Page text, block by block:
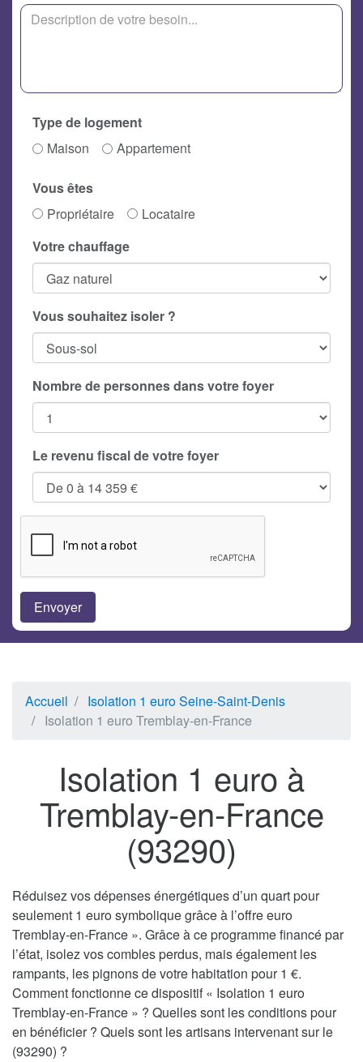
Type de logement
Maison
Appartement
Vous êtes
Propriétaire
Locataire
Votre chauffage
Vous souhaitez isoler ?
Nombre de personnes dans votre foyer
Le revenu fiscal de votre foyer
Accueil
Isolation 1 euro Seine-Saint-Denis
Isolation 1 euro Tremblay-en-France
Isolation 1 euro à
Tremblay-en-France
(93290)
Réduisez vos dépenses énergétiques d’un quart pour
seulement 1 euro symbolique grâce à l’offre euro
Tremblay-en-France ». Grâce à ce programme financé par
l’état, isolez vos combles perdus, mais également les
rampants, les pignons de votre habitation pour 1 €.
Comment fonctionne ce dispositif « Isolation 1 euro
Tremblay-en-France » ? Quelles sont les conditions pour
en bénéficier ? Quels sont les artisans intervenant sur le
(93290) ?